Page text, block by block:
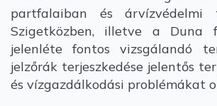
partfalaiban és árvízvédelmi
Szigetközben, illetve a Duna
jelenléte fontos vizsgálandó
jelzőrák terjeszkedése jelentős
és vízgazdálkodási problémákat